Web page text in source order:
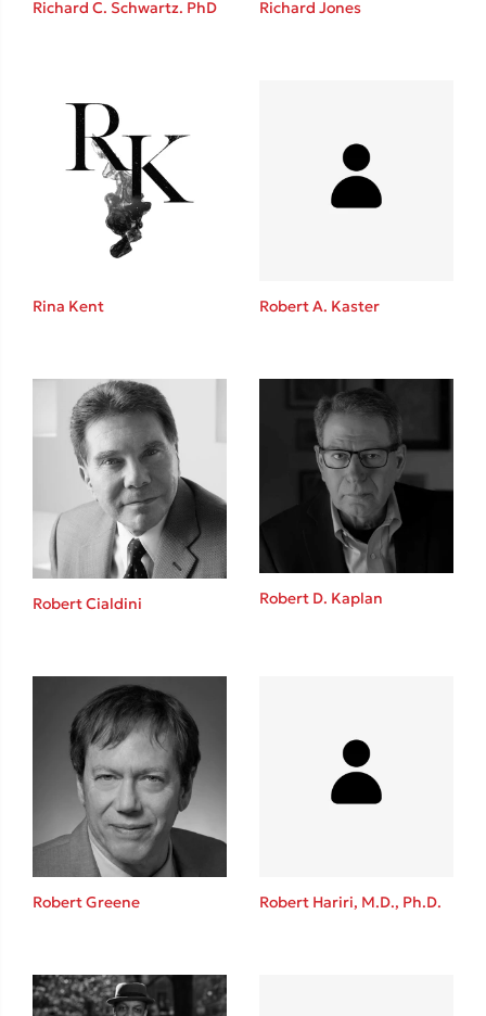
Καθρέφτης
Sebastian Fitzek
Στέφανος Ξενάκης
Το λεξικό της ζωής σου
Το λιμάνι μου είσαι εσύ
Ιωάννης Γλωσσόπουλος
Richard C. Schwartz. PhD Richard Jones
Rina Kent Robert A. Kaster
Robert Cialdini Robert D. Kaplan
Robert Greene Robert Hariri, M.D., Ph.D.